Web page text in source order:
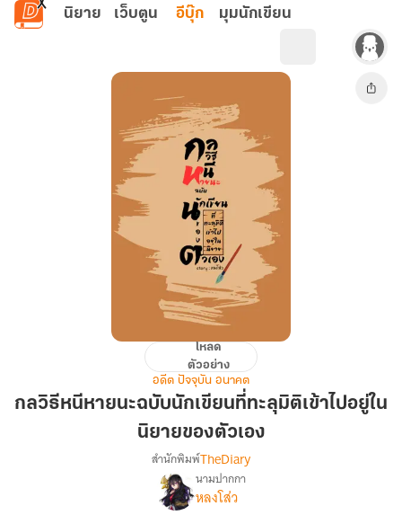
ข้ามไปยังเนื้อหาหลัก
นิยาย เว็บตูน อีบุ๊ก มุมนักเขียน
กลวิธี
หายนะ
โหลด
ตัวอย่าง
อดีต ปัจจุบัน อนาคต
กลวิธีหนีหายนะฉบับนักเขียนที่ทะลุมิติเข้าไปอยู่ใน
นิยายของตัวเอง
เรื่อง
กลวิธี
สำนักพิมพ์TheDiary
นามปากกา
หลงโส่ว